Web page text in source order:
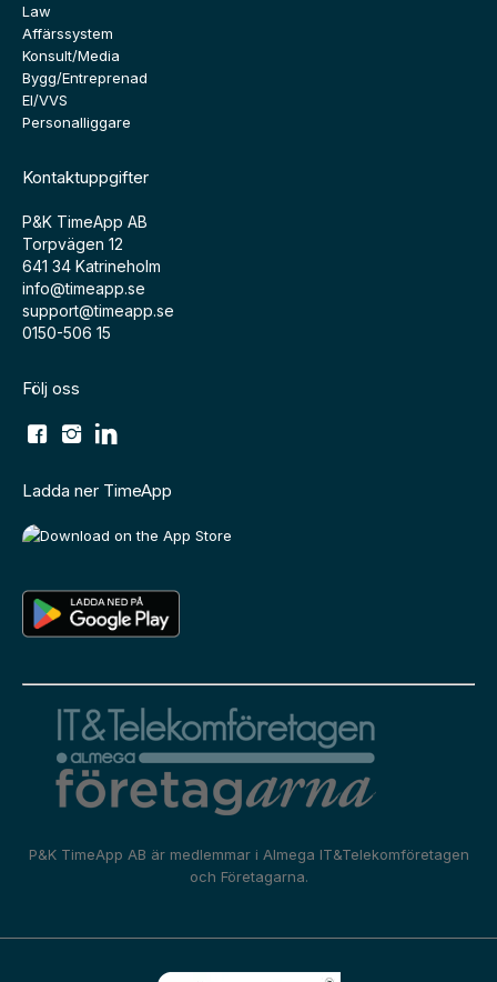
Law
Affärssystem
Konsult/Media
Bygg/Entreprenad
El/VVS
Personalliggare
Kontaktuppgifter
P&K TimeApp AB
Torpvägen 12
641 34 Katrineholm
info@timeapp.se
support@timeapp.se
0150-506 15
Följ oss
Ladda ner TimeApp
P&K TimeApp AB är medlemmar i Almega IT&Telekomföretagen
och Företagarna.